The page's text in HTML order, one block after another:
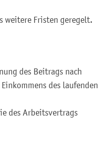
weitere Fristen geregelt.
des Beitrags nach
des laufenden
des Arbeitsvertrags